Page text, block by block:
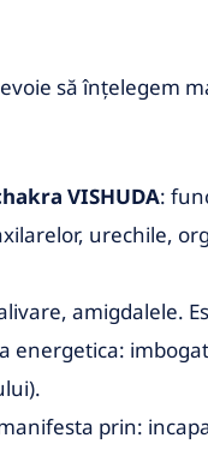
să înțelegem
VISHUDA:
urechile,
amigdalele.
energetica:
prin: